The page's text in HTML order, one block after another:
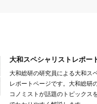
大和スペシャリストレポー
大和総研の研究員による大和ス
レポートページです。大和総研
コノミストが話題のトピックス